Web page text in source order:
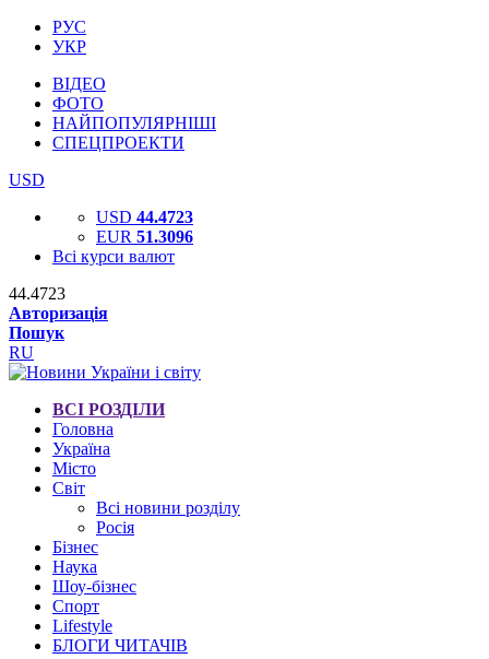
РУС
УКР
ВІДЕО
ФОТО
НАЙПОПУЛЯРНІШІ
СПЕЦПРОЕКТИ
USD
USD 44.4723
EUR 51.3096
Всі курси валют
44.4723
Авторизація
Пошук
RU
ВСІ РОЗДІЛИ
Головна
Україна
Місто
Світ
Всі новини розділу
Росія
Бізнес
Наука
Шоу-бізнес
Спорт
Lifestyle
БЛОГИ ЧИТАЧІВ